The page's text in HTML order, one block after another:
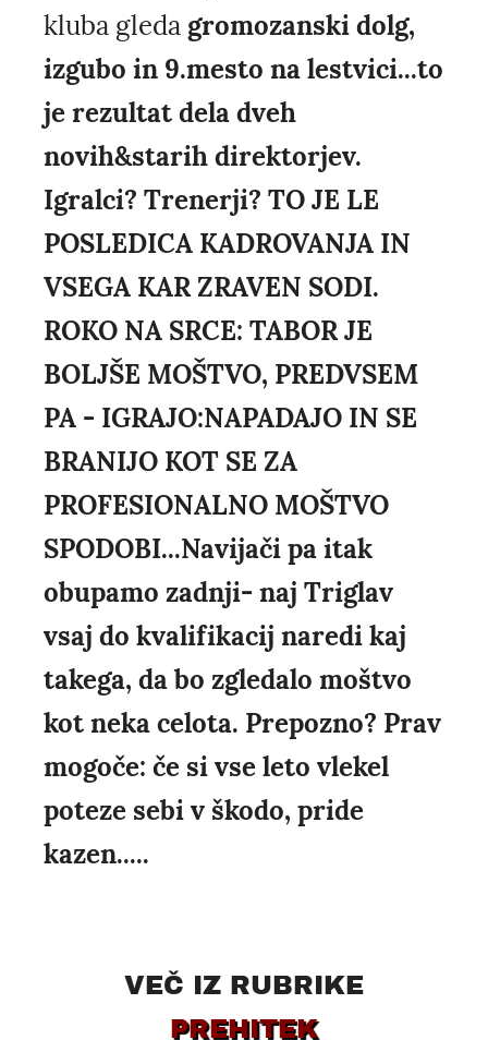
kluba gleda gromozanski dolg,
izgubo in 9.mesto na lestvici...to
je rezultat dela dveh
novih&starih direktorjev.
Igralci? Trenerji? TO JE LE
POSLEDICA KADROVANJA IN
VSEGA KAR ZRAVEN SODI.
ROKO NA SRCE: TABOR JE
BOLJŠE MOŠTVO, PREDVSEM
PA - IGRAJO:NAPADAJO IN SE
BRANIJO KOT SE ZA
PROFESIONALNO MOŠTVO
SPODOBI...Navijači pa itak
obupamo zadnji- naj Triglav
vsaj do kvalifikacij naredi kaj
takega, da bo zgledalo moštvo
kot neka celota. Prepozno? Prav
mogoče: če si vse leto vlekel
poteze sebi v škodo, pride
kazen.....
VEČ IZ RUBRIKE
PREHITEK